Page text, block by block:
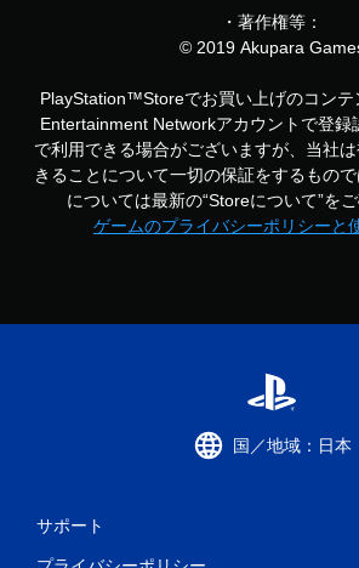
・著作権等：
© 2019 Akupara
PlayStation™Storeでお買い上げのコンテ
Entertainment Networkアカウントで登録
で利用できる場合がございますが、当社
きることについて一切の保証をするもの
については最新の“Storeについて”をご
ゲームのプライバシーポリシーと
国／地域：日本
サポート